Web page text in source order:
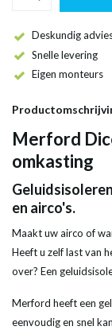
Deskundig
Snelle levering
Eigen monteurs
Merford
omkasting
en airco's.
Maakt uw airco of
Heeft u zelf last van
over? Een
Merford heeft een
eenvoudig en snel